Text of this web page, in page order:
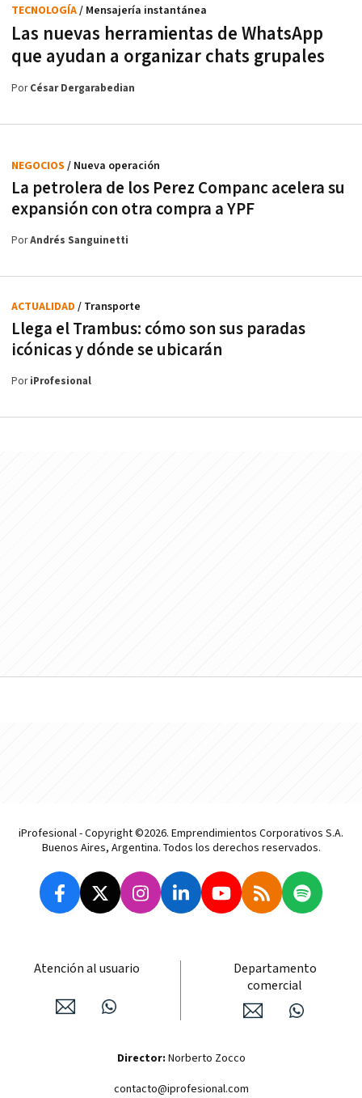
Las nuevas herramientas de WhatsApp
que ayudan a organizar chats grupales
TECNOLOGÍA/ Mensajería instantánea
PorCésar Dergarabedian
La petrolera de los Perez Companc acelera su
expansión con otra compra a YPF
NEGOCIOS / Nueva operación
PorAndrés Sanguinetti
Llega el Trambus: cómo son sus paradas
icónicas y dónde se ubicarán
ACTUALIDAD / Transporte
PoriProfesional
iProfesional - Copyright ©2026. Emprendimientos Corporativos S.A.
Buenos Aires, Argentina. Todos los derechos reservados.
Atención al usuario
Departamento
comercial
Director: Norberto Zocco
contacto@iprofesional.com